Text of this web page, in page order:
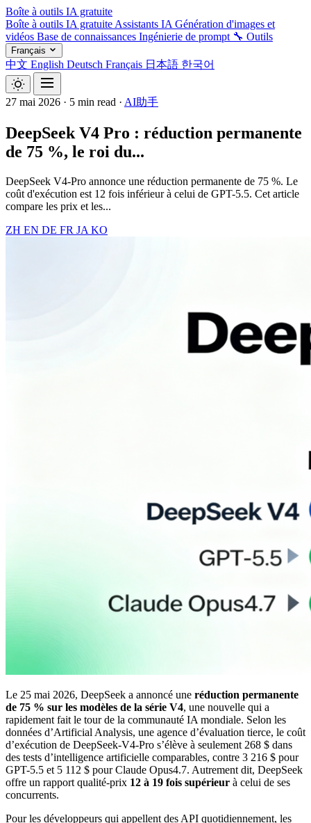
Boîte à outils IA gratuite
Boîte à outils IA gratuite Assistants IA Génération d'images et
vidéos Base de connaissances Ingénierie de prompt 🔧 Outils
Français
中文 English Deutsch Français 日本語 한국어
27 mai 2026 · 5 min read · AI助手
DeepSeek V4 Pro : réduction permanente
de 75 %, le roi du...
DeepSeek V4-Pro annonce une réduction permanente de 75 %. Le
coût d'exécution est 12 fois inférieur à celui de GPT-5.5. Cet article
compare les prix et les...
ZH EN DE FR JA KO
Le 25 mai 2026, DeepSeek a annoncé une réduction permanente
de 75 % sur les modèles de la série V4, une nouvelle qui a
rapidement fait le tour de la communauté IA mondiale. Selon les
données d’Artificial Analysis, une agence d’évaluation tierce, le coût
d’exécution de DeepSeek-V4-Pro s’élève à seulement 268 $ dans
des tests d’intelligence artificielle comparables, contre 3 216 $ pour
GPT-5.5 et 5 112 $ pour Claude Opus4.7. Autrement dit, DeepSeek
offre un rapport qualité-prix 12 à 19 fois supérieur à celui de ses
concurrents.
Pour les développeurs qui appellent des API quotidiennement, les